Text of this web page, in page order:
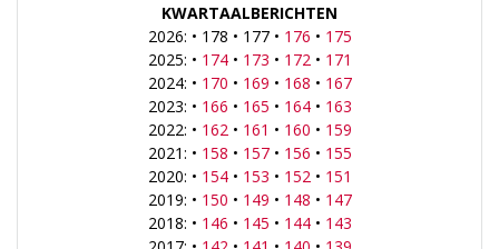
KWARTAALBERICHTEN
2026: • 178 • 177 • 176 • 175
2025: • 174• 173 • 172• 171
2024: • 170 • 169 • 168 • 167
2023: • 166 • 165 • 164• 163
2022: • 162• 161 • 160 • 159
2021: • 158 • 157• 156 • 155
2020: • 154• 153 • 152• 151
2019: • 150 • 149 • 148 • 147
2018: • 146 • 145 • 144• 143